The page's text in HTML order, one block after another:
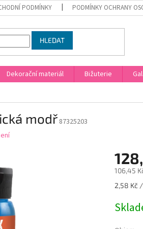
PODMÍNKY PODMÍNKY OCHRANY
HLEDAT
Dekorační materiál Bižuterie
modř87325203
106,45
Měrná
2,58 Kč